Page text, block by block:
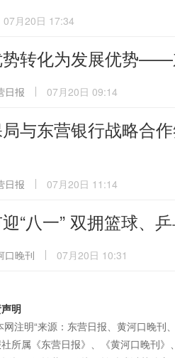
07月20日 17:34
转化为发展优势——
日报 07月20日 09:14
与东营银行战略合
日报 07月20日 11:14
“八一” 双拥篮球、
口晚刊 07月20日 10:31
明
注明“来源：东营日报、黄河口晚刊
所属《东营日报》、《黄河口晚刊